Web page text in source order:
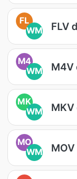
FL
WM
FLV
M4
WM
M4V
MK
WM
MKV
MO
WM